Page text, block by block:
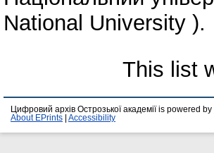
National University ).
This list
Цифровий архів Острозької академії is powered by
About EPrints
Accessibility